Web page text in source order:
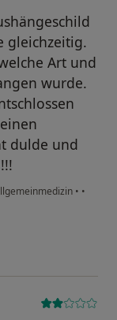
gleichzeitig.
Art und
wurde.
dulde und
• •